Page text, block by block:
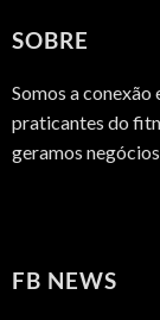
SOBRE
Somos a
praticantes do
geramos
FB NEWS